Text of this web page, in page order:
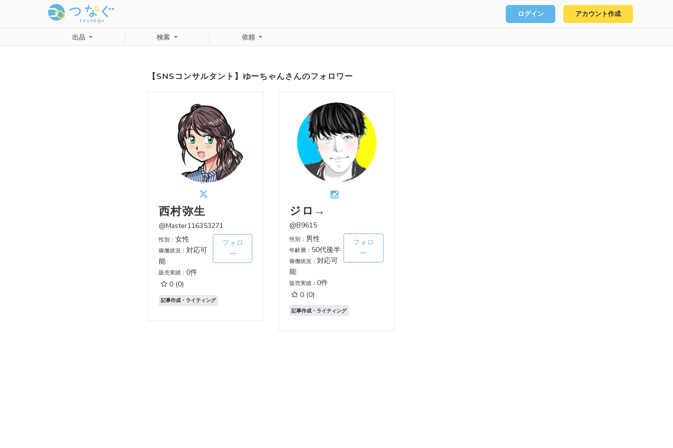
ログイン アカウント作成
出品 検索 依頼
【SNSコンサルタント】ゆーちゃんさんのフォロワー
西村弥生
@Master116353271
性別： 女性
稼働状況： 対応可
能
販売実績： 0件
0 (0)
フォロ
ー
記事作成・ライティング
ジロ→
@B9615
性別： 男性
年齢層： 50代後半
稼働状況：対応可
能
販売実績：0件
0 (0)
フォロ
ー
記事作成・ライティング